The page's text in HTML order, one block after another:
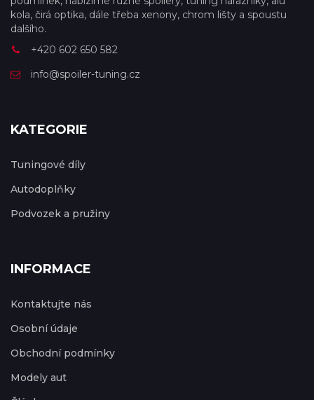
kola, čirá optika, dále třeba xenony, chrom lišty a spoustu
dalšího.
+420 602 650 582
info@spoiler-tuning.cz
KATEGORIE
Tuningové díly
Autodoplňky
Podvozek a pružiny
INFORMACE
Kontaktujte nás
Osobní údaje
Obchodní podmínky
Modely aut